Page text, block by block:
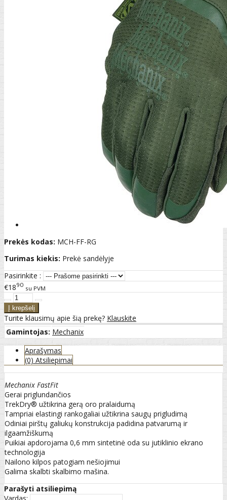
Prekės kodas: MCH-FF-RG
Turimas kiekis: Prekė sandėlyje
Pasirinkite :
€1890 su PVM
Turite klausimų apie šią prekę? Klauskite
Gamintojas: Mechanix
Aprašymas
(0) Atsiliepimai
Mechanix FastFit
Gerai priglundančios
TrekDry® užtikrina gerą oro pralaidumą
Tampriai elastingi rankogaliai užtikrina saugų prigludimą
Odiniai pirštų galiukų konstrukcija padidina patvarumą ir
ilgaamžiškumą
Puikiai apdorojama 0,6 mm sintetinė oda su jutiklinio ekrano
technologija
Nailono kilpos patogiam nešiojimui
Galima skalbti skalbimo mašina.
Parašyti atsiliepimą